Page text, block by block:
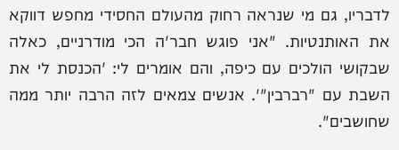
לדבריו, גם מי שנראה רחוק מהעולם החסידי מחפש דווקא
את האותנטיות. "אני פוגש חבר'ה הכי מודרניים, כאלה
שבקושי הולכים עם כיפה, והם אומרים לי: 'הכנסת לי את
השבת עם "רברבין"'. אנשים צמאים לזה הרבה יותר ממה
שחושבים".